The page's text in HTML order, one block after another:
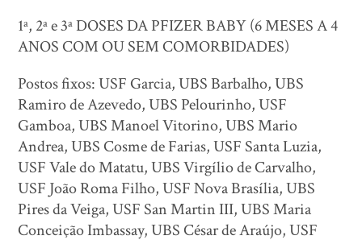
1ª, 2ª e 3ª DOSES DA PFIZER BABY (6 MESES A 4
ANOS COM OU SEM COMORBIDADES)
Postos fixos: USF Garcia, UBS Barbalho, UBS
Ramiro de Azevedo, UBS Pelourinho, USF
Gamboa, UBS Manoel Vitorino, UBS Mario
Andrea, UBS Cosme de Farias, USF Santa Luzia,
USF Vale do Matatu, UBS Virgílio de Carvalho,
USF João Roma Filho, USF Nova Brasília, UBS
Pires da Veiga, USF San Martin III, UBS Maria
Conceição Imbassay, UBS César de Araújo, USF